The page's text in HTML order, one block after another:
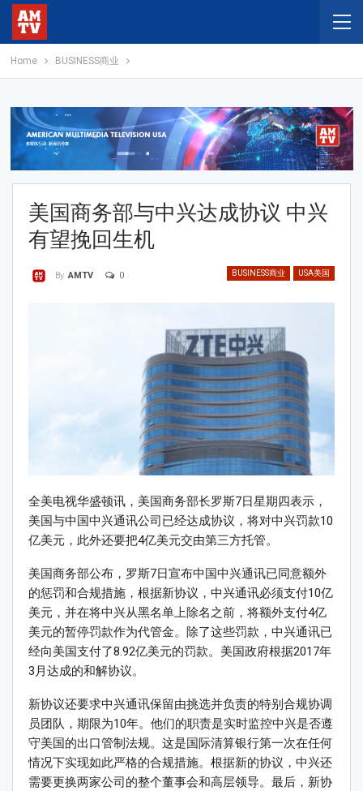
Home BUSINESS商业
美国商务部与中兴达成协议 中兴
有望挽回生机
BUSINESS商业 USA美国
By AMTV 0
全美电视华盛顿讯，美国商务部长罗斯7日星期四表示，
美国与中国中兴通讯公司已经达成协议，将对中兴罚款10
亿美元，此外还要把4亿美元交由第三方托管。
美国商务部公布，罗斯7日宣布中国中兴通讯已同意额外
的惩罚和合规措施，根据新协议，中兴通讯必须支付10亿
美元，并在将中兴从黑名单上除名之前，将额外支付4亿
美元的暂停罚款作为代管金。除了这些罚款，中兴通讯已
经向美国支付了8.92亿美元的罚款。美国政府根据2017年
3月达成的和解协议。
新协议还要求中兴通讯保留由挑选并负责的特别合规协调
员团队，期限为10年。他们的职责是实时监控中兴是否遵
守美国的出口管制法规。这是国际清算银行第一次在任何
情况下实现如此严格的合规措施。根据新的协议，中兴还
需要更换两家公司的整个董事会和高层领导。最后，新协